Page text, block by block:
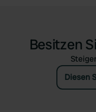
Besitzen
Diesen